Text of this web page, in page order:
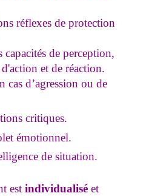
réflexes de protection
capacités de perception,
et de réaction.
cas d’agression ou de
critiques.
émotionnel.
de situation.
est individualisé et